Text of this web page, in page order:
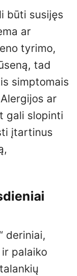
būti susijęs
ar
tyrimo,
tad
simptomais
ar
gali slopinti
įtartinus
deriniai,
palaiko